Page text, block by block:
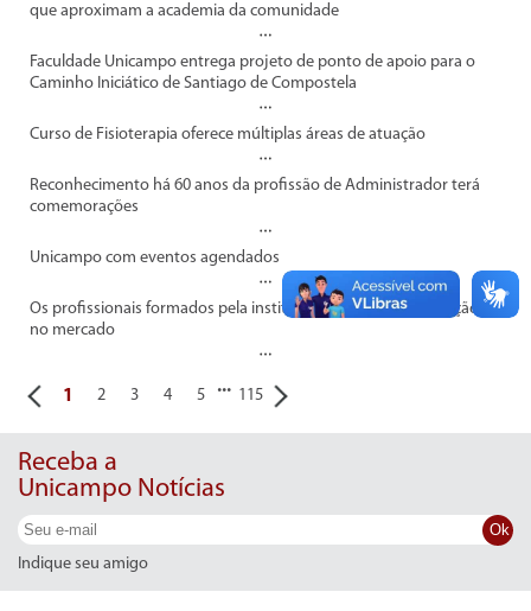
que aproximam a academia da comunidade
Faculdade Unicampo entrega projeto de ponto de apoio para o
Caminho Iniciático de Santiago de Compostela
Curso de Fisioterapia oferece múltiplas áreas de atuação
Reconhecimento há 60 anos da profissão de Administrador terá
comemorações
Unicampo com eventos agendados
Os profissionais formados pela instituição têm rápida colocação
no mercado
1 2 3 4 5 ... 115
Receba a
Unicampo Notícias
Ok
Indique seu amigo